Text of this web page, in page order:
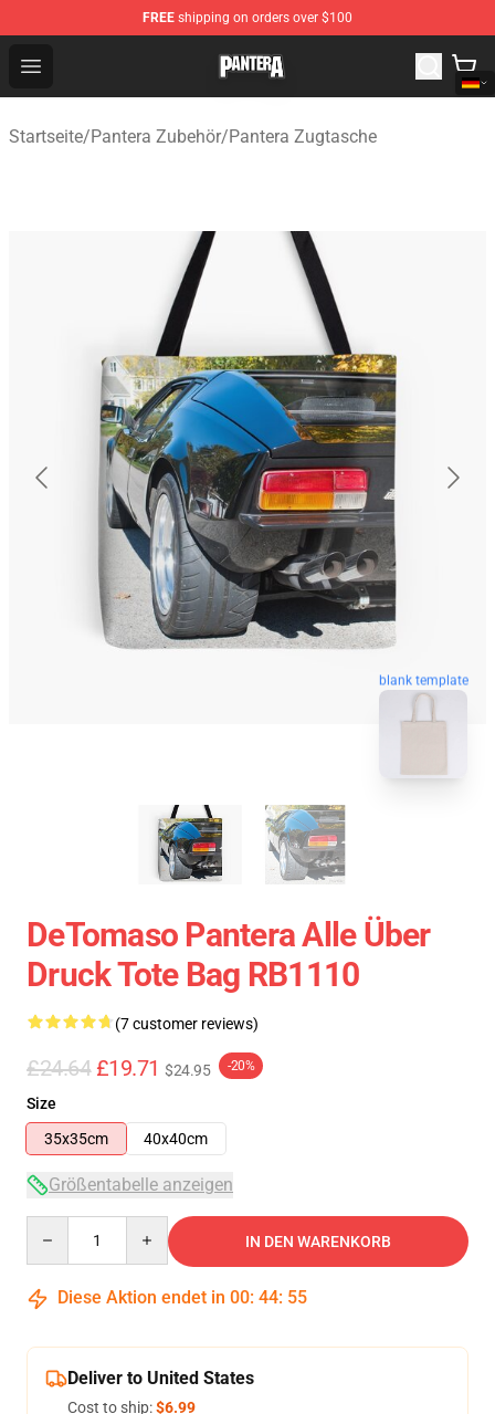
FREE shipping on orders over $100
Open menu
Pantera Store - Official Pantera Merchandise Shop
Startseite/Pantera Zubehör/Pantera Zugtasche
blank template
DeTomaso Pantera Alle Über
Druck Tote Bag RB1110
(7 customer reviews)
£24.64 £19.71 $24.95 -20%
Size
35x35cm
40x40cm
Größentabelle anzeigen
IN DEN WARENKORB
Diese Aktion endet in 00: 44: 54
Deliver to United States
Cost to ship:$6.99